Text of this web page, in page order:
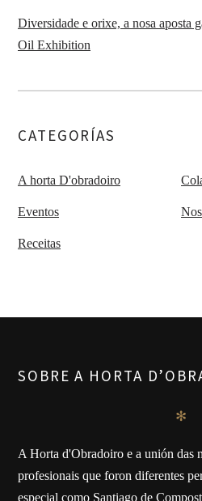
Diversidade e orixe, a nosa aposta
Oil Exhibition
CATEGORÍAS
A horta D'obradoiro
Eventos
Receitas
SOBRE A HORTA
✻
A Horta d'Obradoiro e a unión das
profesionais que foron diferentes
especial como Santiago de